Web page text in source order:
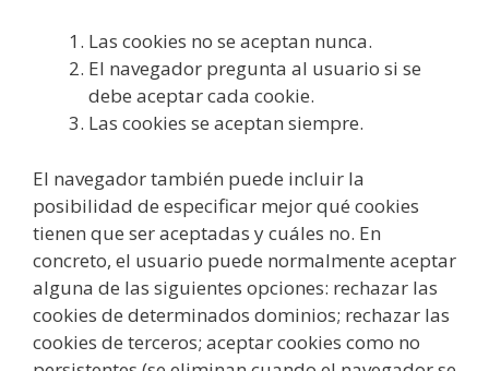
Las cookies no se aceptan nunca.
El navegador pregunta al usuario si se
debe aceptar cada cookie.
Las cookies se aceptan siempre.
El navegador también puede incluir la
posibilidad de especificar mejor qué cookies
tienen que ser aceptadas y cuáles no. En
concreto, el usuario puede normalmente aceptar
alguna de las siguientes opciones: rechazar las
cookies de determinados dominios; rechazar las
cookies de terceros; aceptar cookies como no